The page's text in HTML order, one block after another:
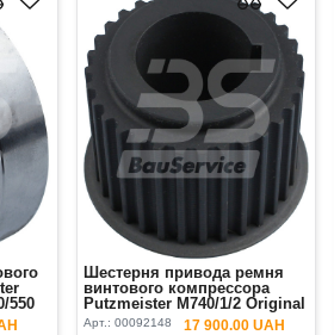
550
Шестерня привода ремня
винтового компрессора
Putzmeister М740/1/2 Original
Арт.: 00092148 17 900.00 UAH